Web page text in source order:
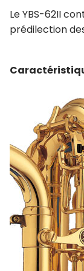
Le YBS-62II
prédilection